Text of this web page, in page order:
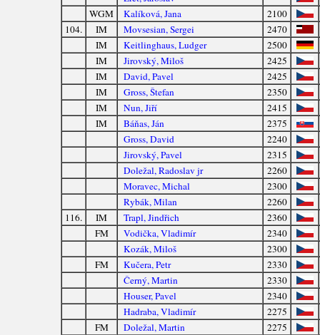
WGM
Kalíková, Jana
2100
104.
IM Movsesian, Sergei
2470
IM
Keitlinghaus, Ludger
2500
IM
Jirovský, Miloš
2425
IM
David, Pavel
2425
IM
Gross, Štefan
2350
IM
Nun, Jiří
2415
IM
Báňas, Ján
2375
Gross, David
2240
Jirovský, Pavel
2315
Doležal, Radoslav jr
2260
Moravec, Michal
2300
Rybák, Milan
2260
116.
IM Trapl, Jindřich
2360
FM
Vodička, Vladimír
2340
Kozák, Miloš
2300
FM
Kučera, Petr
2330
Černý, Martin
2330
Houser, Pavel
2340
Hadraba, Vladimír
2275
FM
Doležal, Martin
2275